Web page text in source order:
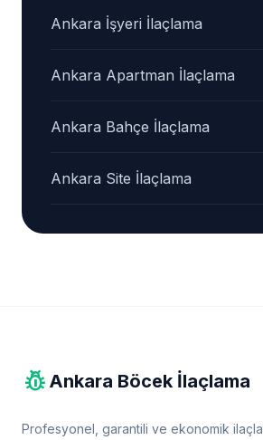
Ankara İşyeri İlaçlama
Ankara Apartman İlaçlama
Ankara Bahçe İlaçlama
Ankara Site İlaçlama
pest_control Ankara Böcek İlaçlama
Profesyonel, garantili ve ekonomik